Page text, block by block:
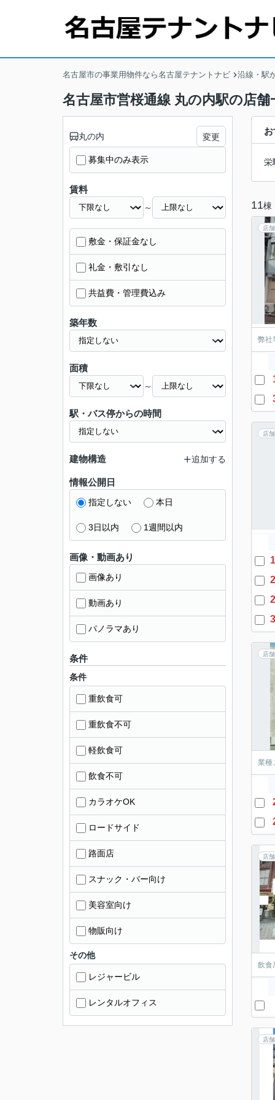
名古屋市の事業用物件なら名古屋テナントナビ 沿線・駅
名古屋市営桜通線 丸の内駅の店舗
栄
11棟
店
弊社
店
店
業種
店
飲食
店
丸の内 変更
募集中のみ表示
賃料
～
敷金・保証金なし
礼金・敷引なし
共益費・管理費込み
築年数
面積
～
駅・バス停からの時間
建物構造 追加する
情報公開日
指定しない 本日
3日以内 1週間以内
画像・動画あり
画像あり
動画あり
パノラマあり
条件
条件
重飲食可
重飲食不可
軽飲食可
飲食不可
カラオケOK
ロードサイド
路面店
スナック・バー向け
美容室向け
物販向け
その他
レジャービル
レンタルオフィス